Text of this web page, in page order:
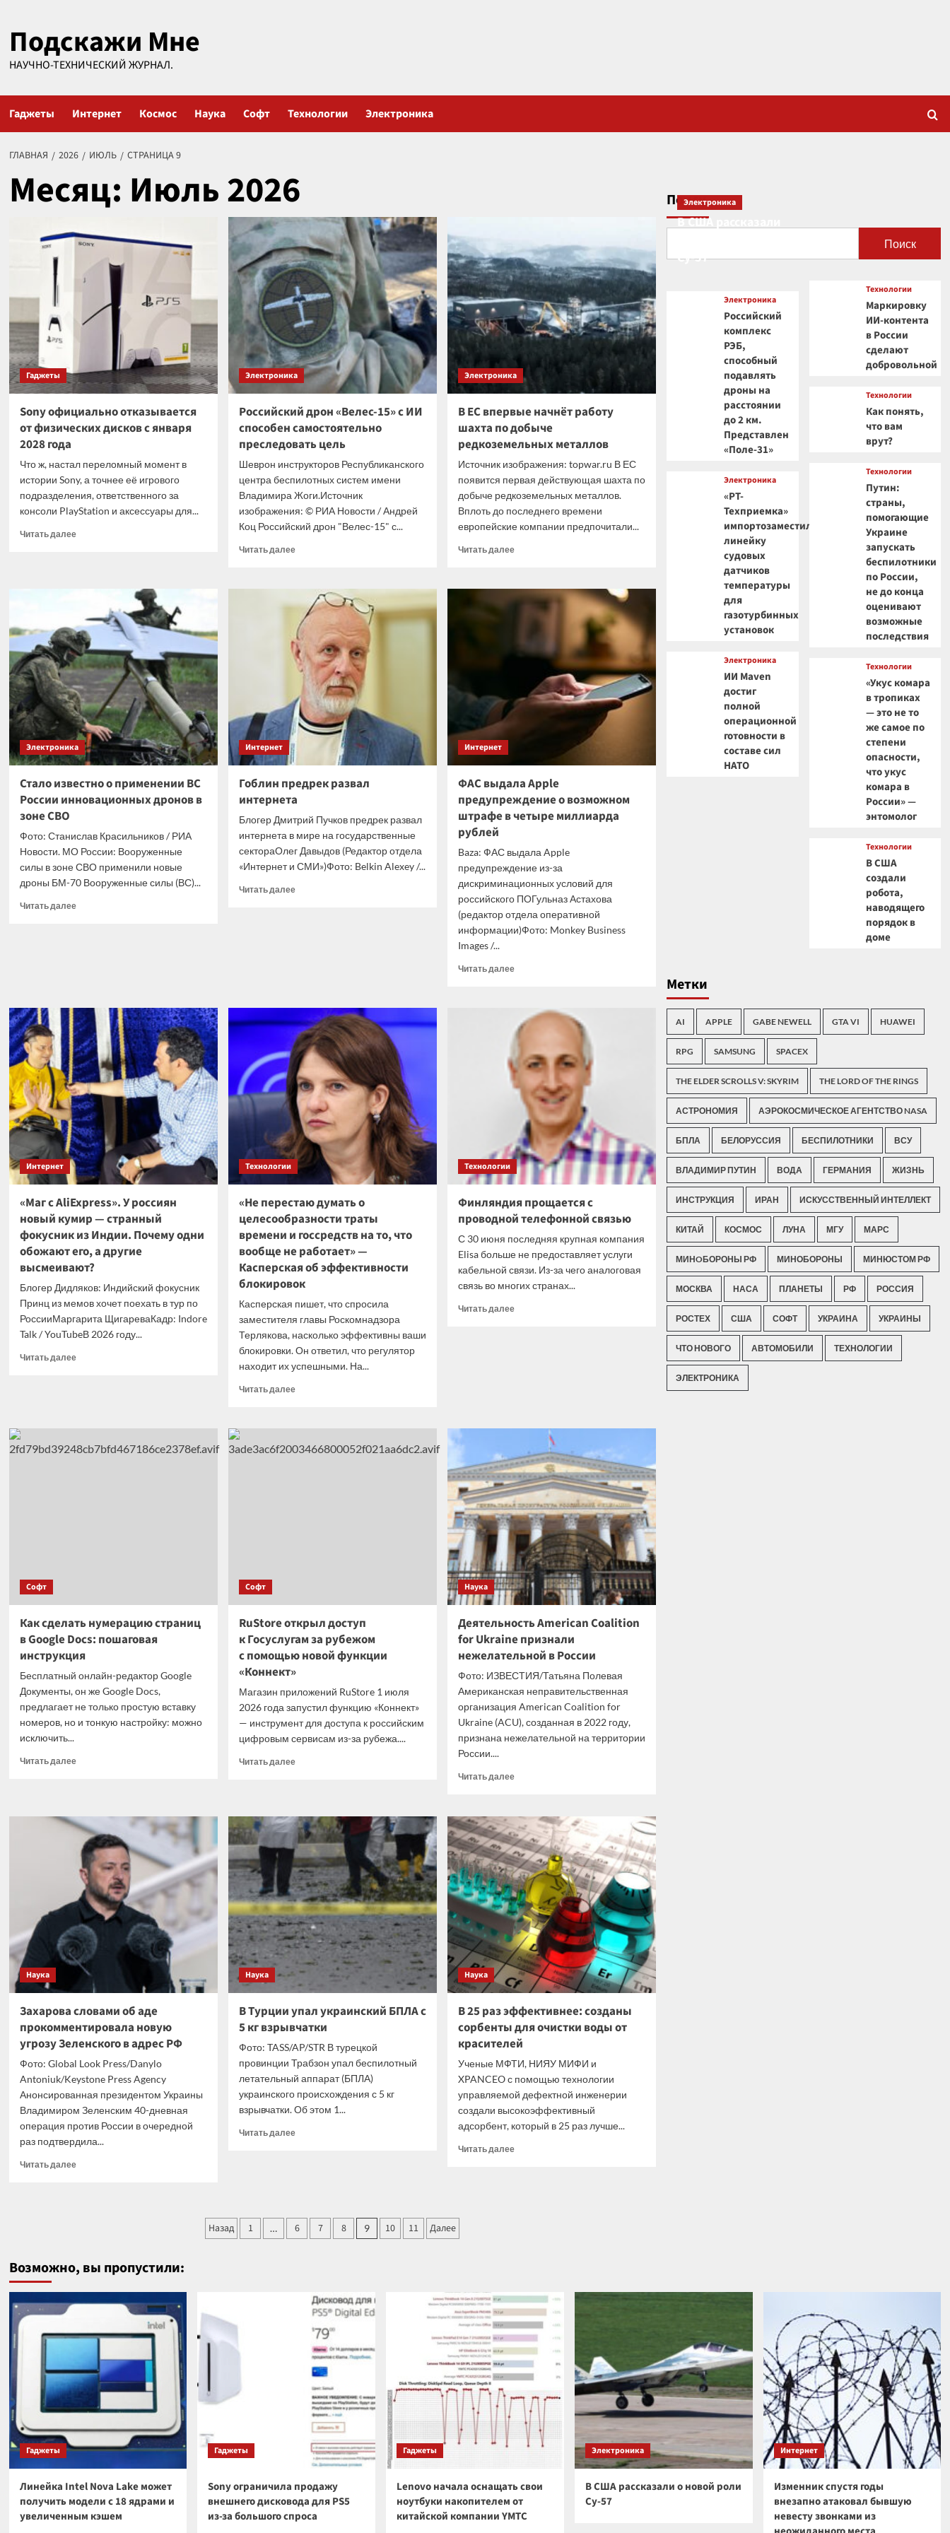
содержимому
Подскажи Мне
НАУЧНО-ТЕХНИЧЕСКИЙ ЖУРНАЛ.
Гаджеты Интернет Космос Наука Софт Технологии Электроника
ГЛАВНАЯ 2026 ИЮЛЬ СТРАНИЦА 9
Месяц: Июль 2026
Гаджеты
Sony официально отказывается
от физических дисков с января
2028 года
Что ж, настал переломный момент в
истории Sony, а точнее её игрового
подразделения, ответственного за
консоли PlayStation и аксессуары для...
Читать далееПрочитать
отказывается
физических
дисков
с
января
2028
года
Электроника
Российский дрон «Велес-15» с ИИ
способен самостоятельно
преследовать цель
Шеврон инструкторов Республиканского
центра беспилотных систем имени
Владимира Жоги.Источник
изображения: © РИА Новости / Андрей
Коц Российский дрон "Велес-15" с...
Читать далееПрочитать
Российский
дрон
«Велес-15»
с
ИИ
способен
самостоятельно
преследовать
цель
Электроника
В ЕС впервые начнёт работу
шахта по добыче
редкоземельных металлов
Источник изображения: topwar.ru В ЕС
появится первая действующая шахта по
добыче редкоземельных металлов.
Вплоть до последнего времени
европейские компании предпочитали...
Читать далееПрочитать
В
ЕС
впервые
шахта
добыче
редкоземельных
металлов
Электроника
Стало известно о применении ВС
России инновационных дронов в
зоне СВО
Фото: Станислав Красильников / РИА
Новости. МО России: Вооруженные
силы в зоне СВО применили новые
дроны БМ-70 Вооруженные силы (ВС)...
Читать далееПрочитать
России
инновационных
дронов
в
зоне
СВО
Интернет
Гоблин предрек развал
интернета
Блогер Дмитрий Пучков предрек развал
интернета в мире на государственные
сектораОлег Давыдов (Редактор отдела
«Интернет и СМИ»)Фото: Belkin Alexey /...
Читать далееПрочитать
Интернет
ФАС выдала Apple
предупреждение о возможном
штрафе в четыре миллиарда
рублей
Baza: ФАС выдала Apple
предупреждение из-за
дискриминационных условий для
российского ПОГульназ Астахова
(редактор отдела оперативной
информации)Фото: Monkey Business
Images /...
Читать далееПрочитать
выдала
Apple
предупреждение
о
возможном
штрафе
четыре
миллиарда
рублей
Интернет
«Маг с AliExpress». У россиян
новый кумир — странный
фокусник из Индии. Почему одни
обожают его, а другие
высмеивают?
Блогер Дидляков: Индийский фокусник
Принц из мемов хочет поехать в тур по
РоссииМаргарита ЩигареваКадр: Indore
Talk / YouTubeВ 2026 году...
Читать далееПрочитать
россиян
другие
высмеивают?
Технологии
«Не перестаю думать о
целесообразности траты
времени и госсредств на то, что
вообще не работает» —
Касперская об эффективности
блокировок
Касперская пишет, что спросила
заместителя главы Роскомнадзора
Терлякова, насколько эффективны ваши
блокировки. Он ответил, что регулятор
находит их успешными. На...
Читать далееПрочитать
думать
—
Касперская
об
эффективности
Технологии
Финляндия прощается с
проводной телефонной связью
С 30 июня последняя крупная компания
Elisa больше не предоставляет услуги
кабельной связи. Из-за чего аналоговая
связь во многих странах...
Читать далееПрочитать
Софт
Как сделать нумерацию страниц
в Google Docs: пошаговая
инструкция
Бесплатный онлайн-редактор Google
Документы, он же Google Docs,
предлагает не только простую вставку
номеров, но и тонкую настройку: можно
исключить...
Читать далееПрочитать
нумерацию
страниц
в Google
Docs:
пошаговая
инструкция
Софт
RuStore открыл доступ
к Госуслугам за рубежом
с помощью новой функции
«Коннект»
Магазин приложений RuStore 1 июля
2026 года запустил функцию «Коннект»
— инструмент для доступа к российским
цифровым сервисам из-за рубежа....
Читать далееПрочитать
доступ
к Госуслугам
за рубежом
с помощью
новой
функции
«Коннект»
Наука
Деятельность American Coalition
for Ukraine признали
нежелательной в России
Фото: ИЗВЕСТИЯ/Татьяна Полевая
Американская неправительственная
организация American Coalition for
Ukraine (ACU), созданная в 2022 году,
признана нежелательной на территории
России....
Читать далееПрочитать
Деятельность
American
Coalition
for
Ukraine
признали
нежелательной
в
России
Наука
Захарова словами об аде
прокомментировала новую
угрозу Зеленского в адрес РФ
Фото: Global Look Press/Danylo
Antoniuk/Keystone Press Agency
Анонсированная президентом Украины
Владимиром Зеленским 40-дневная
операция против России в очередной
раз подтвердила...
Читать далееПрочитать
новую
РФ
Наука
В Турции упал украинский БПЛА с
5 кг взрывчатки
Фото: TASS/AP/STR В турецкой
провинции Трабзон упал беспилотный
летательный аппарат (БПЛА)
украинского происхождения с 5 кг
взрывчатки. Об этом 1...
Читать далееПрочитать
БПЛА
с
Наука
В 25 раз эффективнее: созданы
сорбенты для очистки воды от
красителей
Ученые МФТИ, НИЯУ МИФИ и
XPANCEO с помощью технологии
управляемой дефектной инженерии
создали высокоэффективный
адсорбент, который в 25 раз лучше...
Читать далееПрочитать
воды
от
красителей
Пагинация
Назад 1 … 6 7 8 9 10 11 Далее
Поиск
Поиск
Электроника
В США рассказали
Су-57
Электроника
Российский
комплекс
РЭБ,
способный
подавлять
дроны на
расстоянии
до 2 км.
Представлен
«Поле-31»
Электроника
«РТ-
Техприемка»
импортозаместила
линейку
судовых
датчиков
температуры
для
газотурбинных
установок
Электроника
ИИ Maven
достиг
полной
операционной
готовности в
составе сил
НАТО
Технологии
Маркировку
ИИ-контента
в России
сделают
добровольной
Технологии
Как понять,
что вам
врут?
Технологии
Путин:
страны,
помогающие
Украине
запускать
беспилотники
по России,
не до конца
оценивают
возможные
последствия
Технологии
«Укус комара
в тропиках
— это не то
же самое по
степени
опасности,
что укус
комара в
России» —
энтомолог
Технологии
В США
создали
робота,
наводящего
порядок в
доме
Метки
AI APPLE GABE NEWELL GTA VI HUAWEI
RPG SAMSUNG SPACEX
THE ELDER SCROLLS V: SKYRIM THE LORD OF THE RINGS
АСТРОНОМИЯ АЭРОКОСМИЧЕСКОЕ АГЕНТСТВО NASA
БПЛА БЕЛОРУССИЯ БЕСПИЛОТНИКИ ВСУ
ВЛАДИМИР ПУТИН ВОДА ГЕРМАНИЯ ЖИЗНЬ
ИНСТРУКЦИЯ ИРАН ИСКУССТВЕННЫЙ ИНТЕЛЛЕКТ
КИТАЙ КОСМОС ЛУНА МГУ МАРС
МИНOБОРОНЫ РФ МИНОБОРОНЫ МИНЮСТОМ РФ
МОСКВА НАСА ПЛАНЕТЫ РФ РОССИЯ
РОСТЕХ США СОФТ УКРАИНА УКРАИНЫ
ЧТО НОВОГО АВТОМОБИЛИ ТЕХНОЛОГИИ
ЭЛЕКТРОНИКА
Возможно, вы пропустили:
Гаджеты
Линейка Intel Nova Lake может
получить модели с 18 ядрами и
увеличенным кэшем
Гаджеты
Sony ограничила продажу
внешнего дисковода для PS5
из-за большого спроса
Гаджеты
Lenovo начала оснащать свои
ноутбуки накопителем от
китайской компании YMTC
Электроника
В США рассказали о новой роли
Су-57
Интернет
Изменник спустя годы
внезапно атаковал бывшую
невесту звонками из